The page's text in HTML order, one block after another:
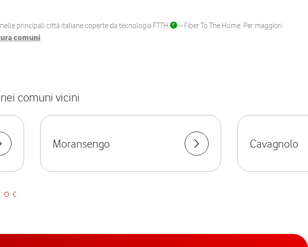
principali città italiane coperte da tecnologia FTTH
– Fiber To The Home. Per maggiori
comuni.
comuni vicini
Moransengo Cavagnolo